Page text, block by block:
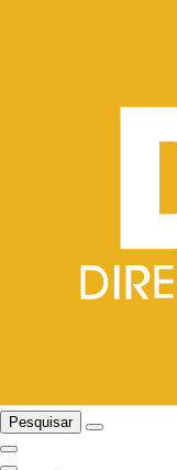
Pesquisar